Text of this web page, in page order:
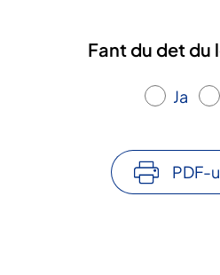
Fant du det du
Ja
PDF-